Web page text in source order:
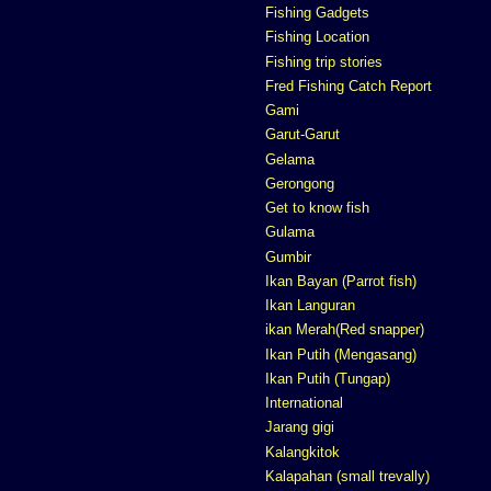
Fishing Gadgets
Fishing Location
Fishing trip stories
Fred Fishing Catch Report
Gami
Garut-Garut
Gelama
Gerongong
Get to know fish
Gulama
Gumbir
Ikan Bayan (Parrot fish)
Ikan Languran
ikan Merah(Red snapper)
Ikan Putih (Mengasang)
Ikan Putih (Tungap)
International
Jarang gigi
Kalangkitok
Kalapahan (small trevally)